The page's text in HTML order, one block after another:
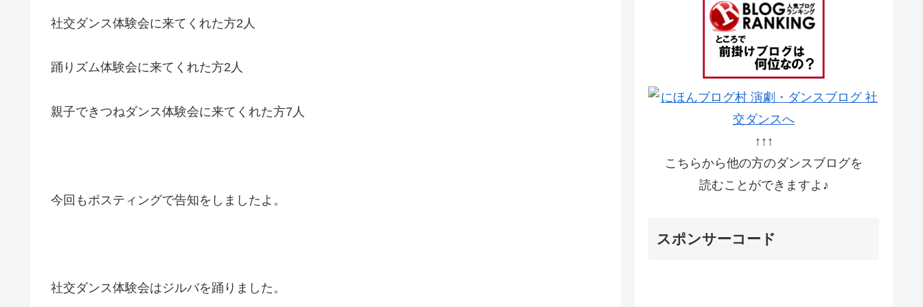
社交ダンス体験会に来てくれた方2人
踊りズム体験会に来てくれた方2人
親子できつねダンス体験会に来てくれた方7人
今回もポスティングで告知をしましたよ。
社交ダンス体験会はジルバを踊りました。
↑↑↑
こちらから他の方のダンスブログを
読むことができますよ♪
スポンサーコード